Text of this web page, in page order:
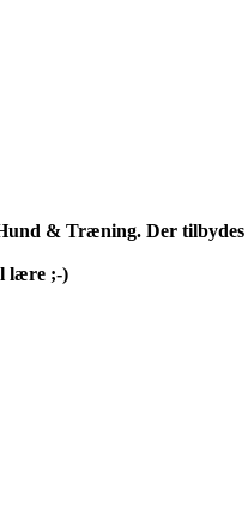
& Træning. Der
lære ;-)